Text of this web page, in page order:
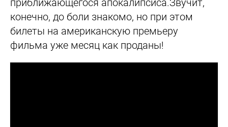
конечно, до боли знакомо, но при этом
билеты на американскую премьеру
фильма уже месяц как проданы!